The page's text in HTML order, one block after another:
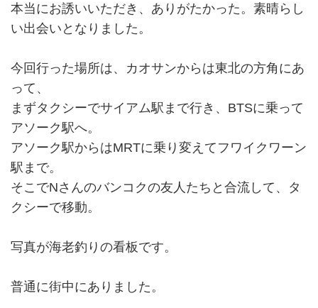
本当にお誘いいただき、ありがたかった。素晴らし
い出会いとなりました。
今回行った場所は、カオサンからは東北の方角にあ
って、
まずタクシーでサイアム駅まで行き、BTSに乗って
アソーク駅へ。
アソーク駅からはMRTに乗り変えてフワイクワーン
駅まで。
そこでNさんのバンコクの友人たちと合流して、タ
クシーで移動。
写真が海老釣りの看板です。
普通に街中にありました。